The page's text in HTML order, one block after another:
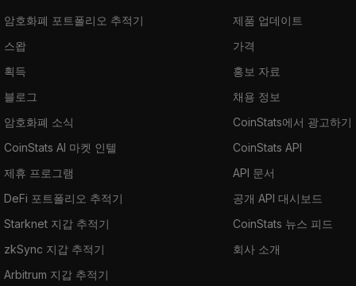
암호화폐 포트폴리오 추적기
스왑
획득
블로그
암호화폐 소식
CoinStats AI 마켓 인텔
제휴 프로그램
DeFi 포트폴리오 추적기
Starknet 지갑 추적기
zkSync 지갑 추적기
Arbitrum 지갑 추적기
제품 업데이트
가격
홍보 자료
채용 정보
CoinStats에서 광고하기
CoinStats API
API 문서
공개 API 대시보드
CoinStats 뉴스 피드
회사 소개